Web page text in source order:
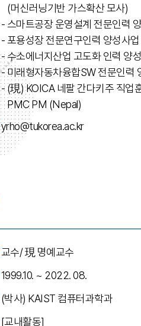
(머신러닝기반 가스확산 모사)
- 스마트공장 운영설계 전문인력
- 포용성장 전문연구인력 양성사업
- 수소에너지산업 고도화 인력 양
- 미래형자동차융합SW 전문인력
- (現) KOICA 네팔 간다키주 직업
PMC PM (Nepal)
yrho@tukorea.ac.kr
교수/ 現 명예교수
1999.10. ~ 2022. 08.
(박사) KAIST 컴퓨터과학과
[교내활동]